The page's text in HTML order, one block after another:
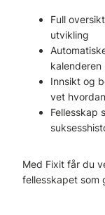
Full
utvikling
Innsikt og
vet
Fellesskap
Med Fixit får du
fellesskapet som